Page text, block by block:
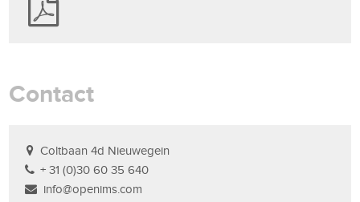
Contact
Coltbaan 4d Nieuwegein
+ 31 (0)30 60 35 640
info@openims.com